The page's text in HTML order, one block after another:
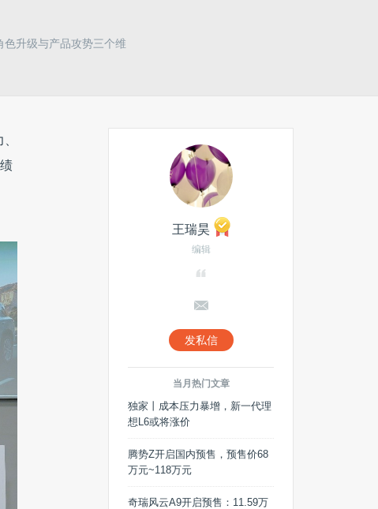
色升级与产品攻势三个维
王瑞昊
编辑
发私信
当月热门文章
独家丨成本压力暴增，新一代理
想L6或将涨价
腾势Z开启国内预售，预售价68
万元~118万元
奇瑞风云A9开启预售：11.59万